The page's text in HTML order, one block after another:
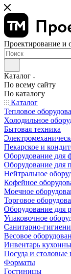
Проектирование и
Каталог
По всему сайту
По каталогу
Каталог
Тепловое
Холодильное
Бытовая техника
Пекарское и
Оборудование для
Оборудование для
Нейтральное
Кофейное
Моечное
Торговое
Оборудование для
Упаковочное
Санитарно-
Весовое
Инвентарь
Посуда и столовые
Форматы
Гостиницы